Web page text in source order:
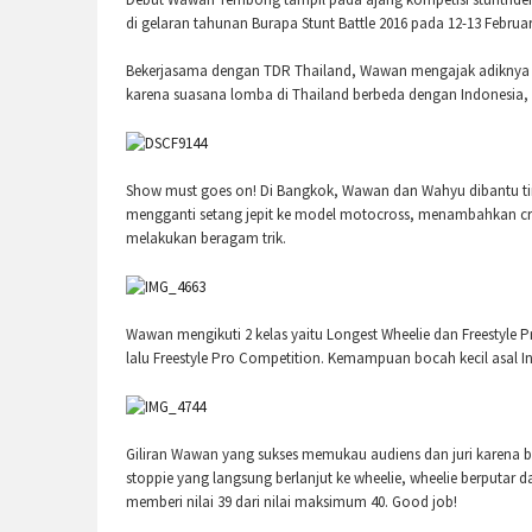
di gelaran tahunan Burapa Stunt Battle 2016 pada 12-13
Bekerjasama dengan TDR Thailand, Wawan mengajak
karena suasana lomba di Thailand berbeda dengan
Show must goes on! Di Bangkok, Wawan dan Wahyu dibantu
mengganti setang jepit ke model motocross, menambahkan
melakukan beragam trik.
Wawan mengikuti 2 kelas yaitu Longest Wheelie dan
lalu Freestyle Pro Competition. Kemampuan bocah kecil asal
Giliran Wawan yang sukses memukau audiens dan juri
stoppie yang langsung berlanjut ke wheelie, wheelie berputar
memberi nilai 39 dari nilai maksimum 40. Good job!